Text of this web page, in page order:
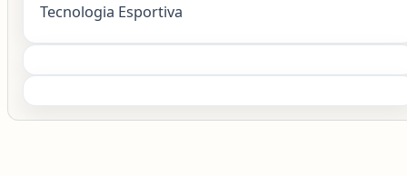
Tecnologia Esportiva